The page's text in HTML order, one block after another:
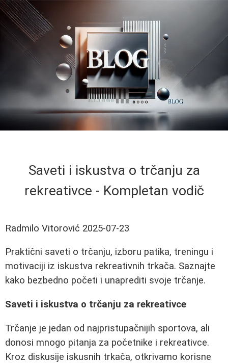
Saveti i iskustva o trčanju za
rekreativce - Kompletan vodič
Radmilo Vitorović 2025-07-23
Praktični saveti o trčanju, izboru patika, treningu i
motivaciji iz iskustva rekreativnih trkača. Saznajte
kako bezbedno početi i unaprediti svoje trčanje.
Saveti i iskustva o trčanju za rekreativce
Trčanje je jedan od najpristupačnijih sportova, ali
donosi mnogo pitanja za početnike i rekreativce.
Kroz diskusije iskusnih trkača, otkrivamo korisne